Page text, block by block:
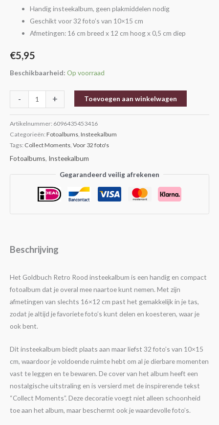
Handig insteekalbum, geen plakmiddelen nodig
Geschikt voor 32 foto’s van 10×15 cm
Afmetingen: 16 cm breed x 12 cm hoog x 0,5 cm diep
€5,95
Beschikbaarheid: Op voorraad
-
Rood
aantal
+ Toevoegen aan winkelwagen
Artikelnummer: 6096435453416
Categorieën: Fotoalbums Insteekalbum
Tags: Collect Moments Voor 32 foto's
Fotoalbums, Insteekalbum
Gegarandeerd veilig afrekenen
Beschrijving
Het Goldbuch Retro Rood insteekalbum is een handig en compact
fotoalbum dat je overal mee naartoe kunt nemen. Met zijn
afmetingen van slechts 16×12 cm past het gemakkelijk in je tas,
zodat je altijd je favoriete foto’s kunt delen en koesteren, waar je
ook bent.
Dit insteekalbum biedt plaats aan maar liefst 32 foto’s van 10×15
cm, waardoor je voldoende ruimte hebt om al je dierbare momenten
vast te leggen en te bewaren. De cover van het album heeft een
nostalgische uitstraling en is versierd met de inspirerende tekst
“Collect Moments”. Deze decoratie voegt niet alleen schoonheid
toe aan het album, maar beschermt ook je waardevolle foto’s.